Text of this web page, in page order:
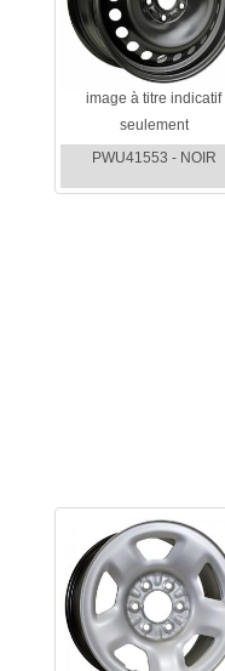
image à titre indicatif
seulement
PWU41553 - NOIR